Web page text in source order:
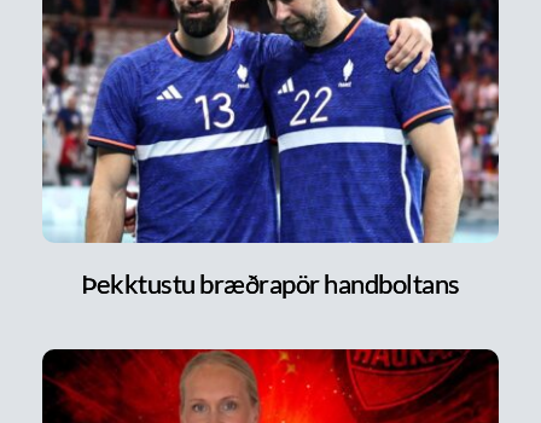
Þekktustu bræðrapör handboltans